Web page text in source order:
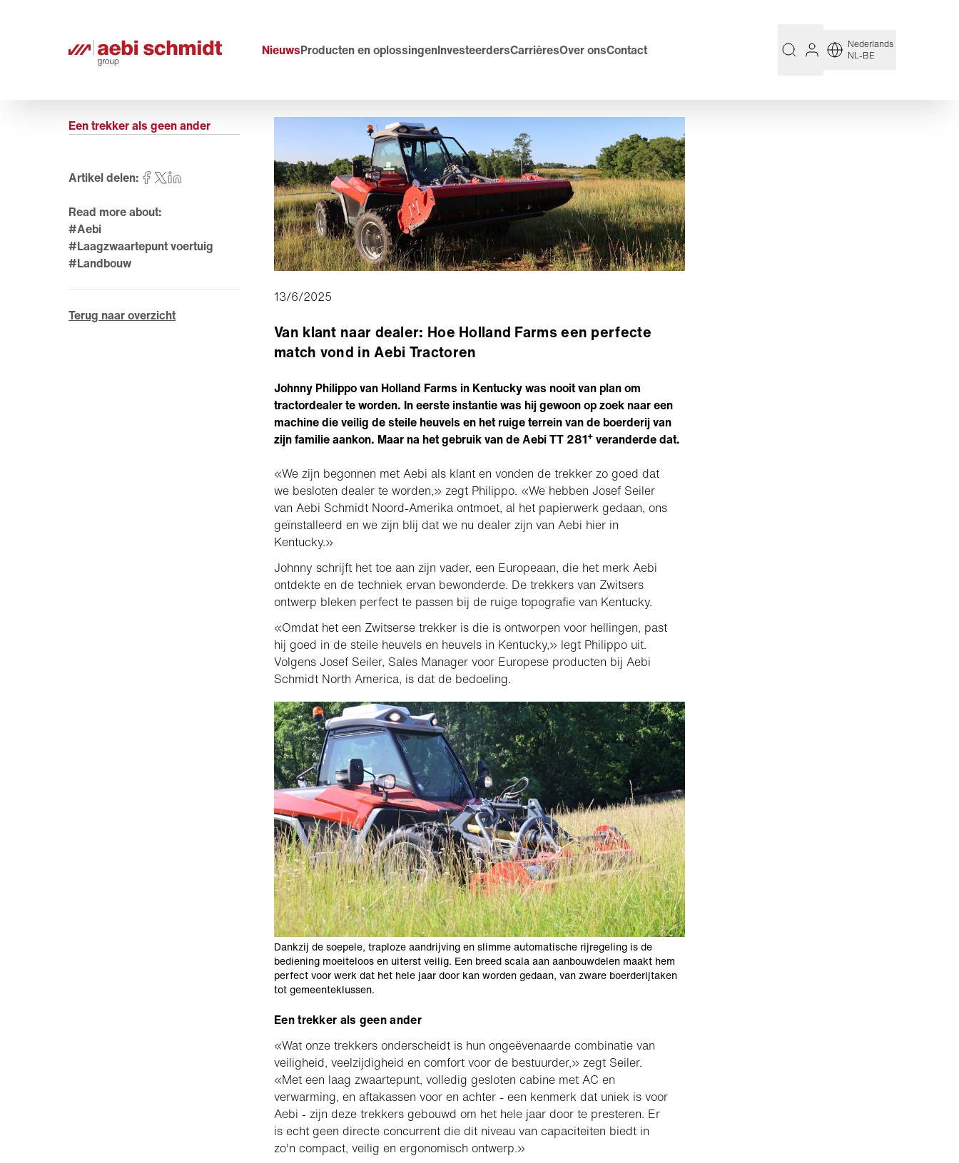
NieuwsProducten en oplossingenInvesteerdersCarrièresOver onsContact
Nederlands
NL-BE
Een trekker als geen ander
Artikel delen:
Read more about:
#Aebi
#Laagzwaartepunt voertuig
#Landbouw
Terug naar overzicht
13/6/2025
Van klant naar dealer: Hoe Holland Farms een perfecte
match vond in Aebi Tractoren
Johnny Philippo van Holland Farms in Kentucky was nooit van plan om
tractordealer te worden. In eerste instantie was hij gewoon op zoek naar een
machine die veilig de steile heuvels en het ruige terrein van de boerderij van
zijn familie aankon. Maar na het gebruik van de Aebi TT 281+ veranderde dat.
«We zijn begonnen met Aebi als klant en vonden de trekker zo goed dat
we besloten dealer te worden,» zegt Philippo. «We hebben Josef Seiler
van Aebi Schmidt Noord-Amerika ontmoet, al het papierwerk gedaan, ons
geïnstalleerd en we zijn blij dat we nu dealer zijn van Aebi hier in
Kentucky.»
Johnny schrijft het toe aan zijn vader, een Europeaan, die het merk Aebi
ontdekte en de techniek ervan bewonderde. De trekkers van Zwitsers
ontwerp bleken perfect te passen bij de ruige topografie van Kentucky.
«Omdat het een Zwitserse trekker is die is ontworpen voor hellingen, past
hij goed in de steile heuvels en heuvels in Kentucky,» legt Philippo uit.
Volgens Josef Seiler, Sales Manager voor Europese producten bij Aebi
Schmidt North America, is dat de bedoeling.
Dankzij de soepele, traploze aandrijving en slimme automatische rijregeling is de
bediening moeiteloos en uiterst veilig. Een breed scala aan aanbouwdelen maakt hem
perfect voor werk dat het hele jaar door kan worden gedaan, van zware boerderijtaken
tot gemeenteklussen.
Een trekker als geen ander
«Wat onze trekkers onderscheidt is hun ongeëvenaarde combinatie van
veiligheid, veelzijdigheid en comfort voor de bestuurder,» zegt Seiler.
«Met een laag zwaartepunt, volledig gesloten cabine met AC en
verwarming, en aftakassen voor en achter - een kenmerk dat uniek is voor
Aebi - zijn deze trekkers gebouwd om het hele jaar door te presteren. Er
is echt geen directe concurrent die dit niveau van capaciteiten biedt in
zo'n compact, veilig en ergonomisch ontwerp.»